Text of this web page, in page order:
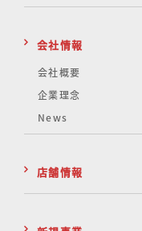
会社情報
会社概要
企業理念
News
店舗情報